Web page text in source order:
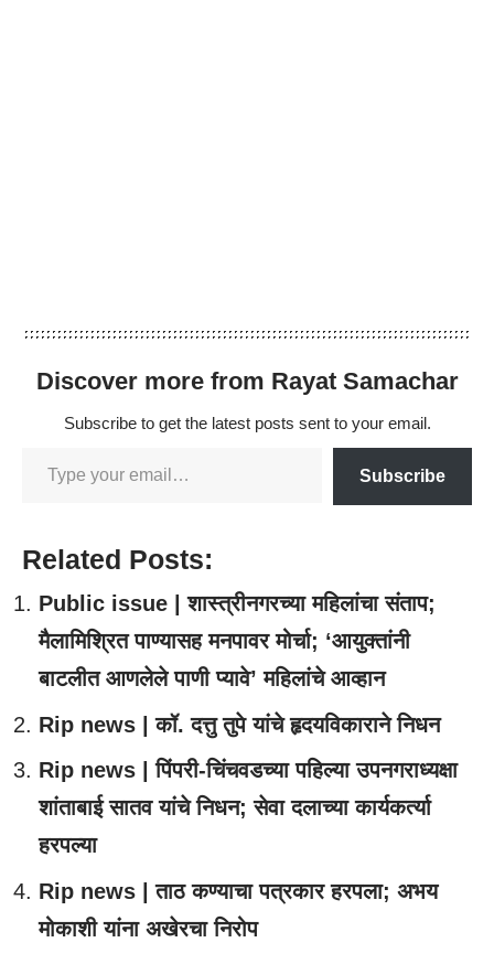
Discover more from Rayat Samachar
Subscribe to get the latest posts sent to your email.
Subscribe
Related Posts:
Public issue | शास्त्रीनगरच्या महिलांचा संताप;
मैलामिश्रित पाण्यासह मनपावर मोर्चा; ‘आयुक्तांनी
बाटलीत आणलेले पाणी प्यावे’ महिलांचे आव्हान
Rip news | कॉ. दत्तु तुपे यांचे हृदयविकाराने निधन
Rip news | पिंपरी-चिंचवडच्या पहिल्या उपनगराध्यक्षा
शांताबाई सातव यांचे निधन; सेवा दलाच्या कार्यकर्त्या
हरपल्या
Rip news | ताठ कण्याचा पत्रकार हरपला; अभय
मोकाशी यांना अखेरचा निरोप